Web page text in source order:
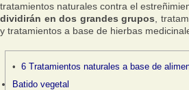
tratamientos naturales contra el
dividirán en dos grandes grupos ,
y tratamientos a base de hierbas
6 Tratamientos naturales a base de
Batido vegetal